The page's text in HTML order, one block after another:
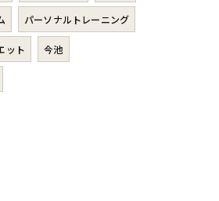
パーソナルトレーニング
ット 今池